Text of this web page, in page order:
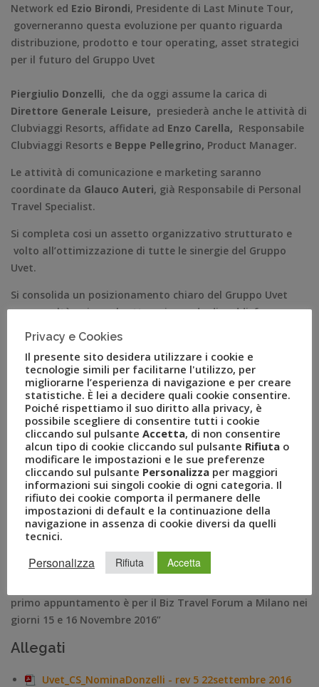
Network ed Ezio Birondi, Presidente di Last Minute Tour,
governeranno questa evoluzione per quanto riguarda
distribuzione, prodotto e tour operating, asset strategici
per il futuro del Gruppo Uvet
Piergiulio Donzelli, che da oggi assume la carica di
Direttore Generale Leisure, presiederà anche le attività di
Clubviaggi Resorts, affidate ad Enzo Carella, Responsabile
Clubviaggi Resorts e Beppe Pellegrino, Product Manager.
Le attività di comunicazione e marketing saranno
coordinate da Glauco Auteri, già Responsabile di Personal
Travel Specialist.
Si completa cosi un assetto organizzativo strutturato e
volto all’ottimizzazione di tutte le sinergie del Gruppo
Uvet.
Si consolida un posizionamento chiaro del Gruppo Uvet
come realtà unica nel settore, in grado di soddisfare e
rispondere a tutte le esigenze della distribuzione e, leader
nella fornitura di servizi turistici nelle aree business e
leisure.
Luca Patanèdichiara: “ La crescita di Uvet nel segmento
leisure è stata molto significativa in questi ultimi anni e,
una Direzione Generale non potrà che garantire maggiore
efficienza ai flussi operativi ed aumentare la nostra
competitività. Le competenze di ogni manager serviranno
ad alimentare nuove energie produttive , sviluppare
innovazione e dare risposte concrete alla distribuzione. Si
dice sempre che una buona organizzazione è alla base del
successo di ogni impresa. Direi che il primo passo è fatto
ora, la sfida è quella di essere estremamente pragmatici e
conquistare i clienti che, rimangono sempre i principali
primo appuntamento è per il Biz Travel Forum a Milano nei
giorni 15 e 16 Novembre 2016”
Allegati
Uvet_CS_NominaDonzelli - rev 5 22settembre 2016
Privacy e Cookies
Il presente sito desidera utilizzare i cookie e
tecnologie simili per facilitarne l'utilizzo, per
migliorarne l’esperienza di navigazione e per creare
statistiche. È lei a decidere quali cookie consentire.
Poiché rispettiamo il suo diritto alla privacy, è
possibile scegliere di consentire tutti i cookie
cliccando sul pulsante Accetta, di non consentire
alcun tipo di cookie cliccando sul pulsante Rifiuta o
modificare le impostazioni e le sue preferenze
cliccando sul pulsante Personalizza per maggiori
informazioni sui singoli cookie di ogni categoria. Il
rifiuto dei cookie comporta il permanere delle
impostazioni di default e la continuazione della
navigazione in assenza di cookie diversi da quelli
tecnici.
Personalizza Rifiuta Accetta